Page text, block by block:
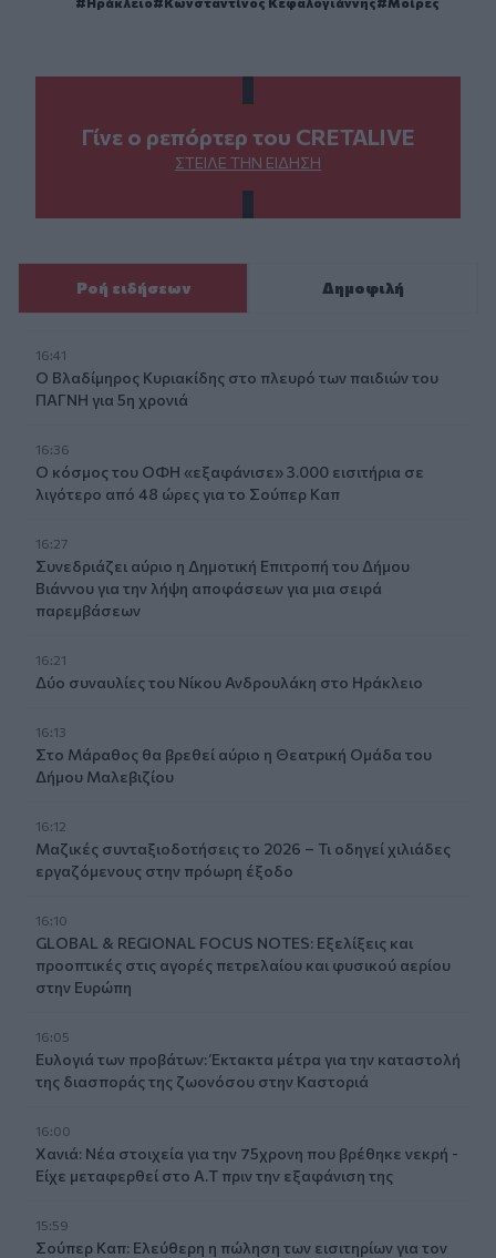
Γίνε ο ρεπόρτερ του CRETALIVE
ΣΤΕΊΛΕ ΤΗΝ ΕΊΔΗΣΗ
Ροή ειδήσεων Δημοφιλή
16:41
Ο Βλαδίμηρος Κυριακίδης στο πλευρό των παιδιών του
ΠΑΓΝΗ για 5η χρονιά
16:36
Ο κόσμος του ΟΦΗ «εξαφάνισε» 3.000 εισιτήρια σε
λιγότερο από 48 ώρες για το Σούπερ Καπ
16:27
Συνεδριάζει αύριο η Δημοτική Επιτροπή του Δήμου
Βιάννου για την λήψη αποφάσεων για μια σειρά
παρεμβάσεων
16:21
Δύο συναυλίες του Νίκου Ανδρουλάκη στο Ηράκλειο
16:13
Στο Μάραθος θα βρεθεί αύριο η Θεατρική Ομάδα του
Δήμου Μαλεβιζίου
16:12
Μαζικές συνταξιοδοτήσεις το 2026 – Τι οδηγεί χιλιάδες
εργαζόμενους στην πρόωρη έξοδο
16:10
GLOBAL & REGIONAL FOCUS NOTES: Εξελίξεις και
προοπτικές στις αγορές πετρελαίου και φυσικού αερίου
στην Ευρώπη
16:05
Ευλογιά των προβάτων: Έκτακτα μέτρα για την καταστολή
της διασποράς της ζωονόσου στην Καστοριά
16:00
Χανιά: Νέα στοιχεία για την 75χρονη που βρέθηκε νεκρή -
Είχε μεταφερθεί στο Α.Τ πριν την εξαφάνιση της
15:59
Σούπερ Καπ: Ελεύθερη η πώληση των εισιτηρίων για τον